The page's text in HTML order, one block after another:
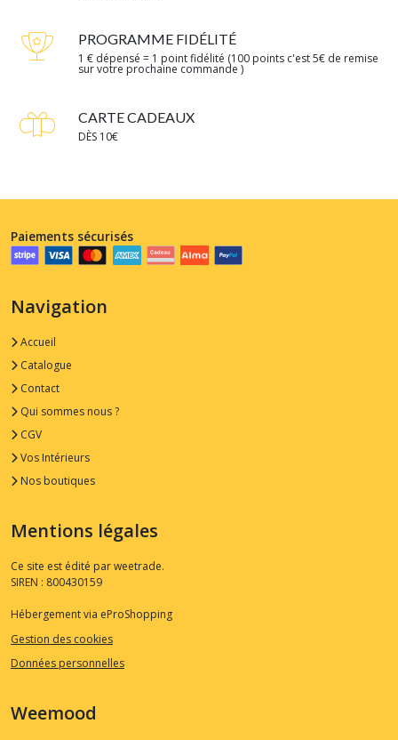
PROGRAMME FIDÉLITÉ
1 € dépensé = 1 point fidélité (100 points c'est 5€ de remise
sur votre prochaine commande )
CARTE CADEAUX
DÈS 10€
Paiements sécurisés
Navigation
Accueil
Catalogue
Contact
Qui sommes nous ?
CGV
Vos Intérieurs
Nos boutiques
Mentions légales
Ce site est édité par weetrade.
SIREN : 800430159
Hébergement via eProShopping
Gestion des cookies
Données personnelles
Weemood